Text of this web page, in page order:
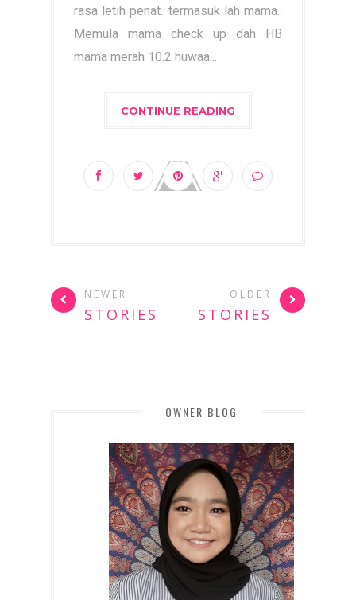
rasa letih penat.. termasuk lah mama..
Memula mama check up dah HB
mama merah 10.2 huwaa...
CONTINUE READING
NEWER
STORIES
OLDER
STORIES
OWNER BLOG